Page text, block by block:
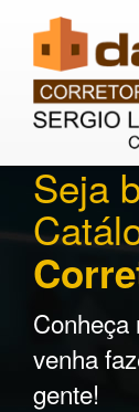
Seja
Conheça
venha
gente!